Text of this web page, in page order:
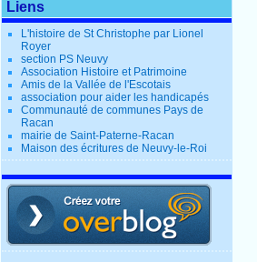
Liens
L'histoire de St Christophe par Lionel
Royer
section PS Neuvy
Association Histoire et Patrimoine
Amis de la Vallée de l'Escotais
association pour aider les handicapés
Communauté de communes Pays de
Racan
mairie de Saint-Paterne-Racan
Maison des écritures de Neuvy-le-Roi